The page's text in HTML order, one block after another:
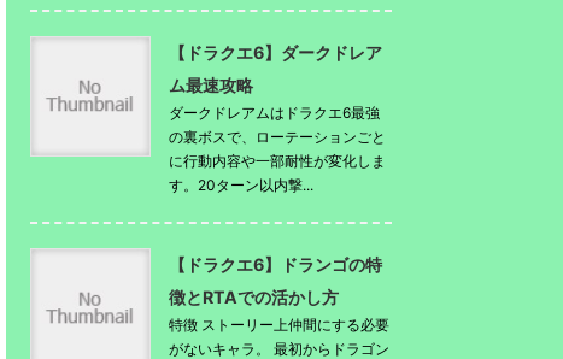
【ドラクエ6】ダークドレア
ム最速攻略
ダークドレアムはドラクエ6最強
の裏ボスで、ローテーションごと
に行動内容や一部耐性が変化しま
す。20ターン以内撃...
【ドラクエ6】ドランゴの特
徴とRTAでの活かし方
特徴 ストーリー上仲間にする必要
がないキャラ。 最初からドラゴン